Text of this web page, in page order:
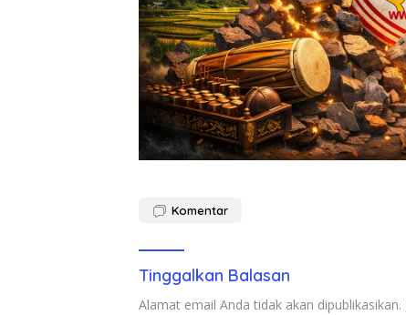
Komentar
Tinggalkan Balasan
Alamat email Anda tidak akan dipublikasikan.